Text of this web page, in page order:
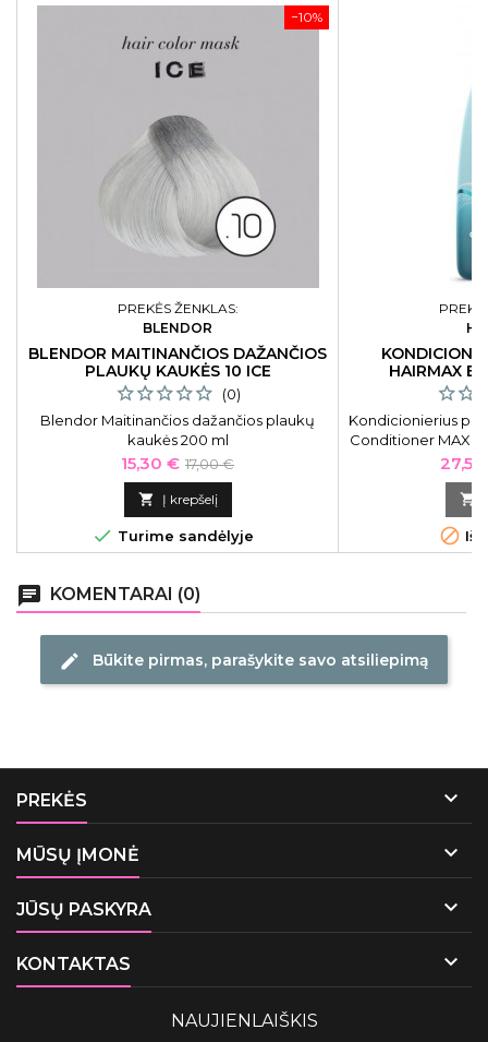
−10%
PREKĖS ŽENKLAS:
BLENDOR
BLENDOR MAITINANČIOS DAŽANČIOS
PLAUKŲ KAUKĖS 10 ICE
(0)
Blendor Maitinančios dažančios plaukų
kaukės 200 ml
Kaina
15,30 € Bazinė
kaina
17,00 €
 Į krepšelį
 Turime sandėlyje
HAIRMAX
Kondicionierius
Conditioner
augimą, ypačKaina
27,55


chat KOMENTARAI (0)
edit Būkite pirmas, parašykite savo atsiliepimą
PREKĖS 
MŪSŲ ĮMONĖ 
JŪSŲ PASKYRA 
KONTAKTAS 
NAUJIENLAIŠKIS